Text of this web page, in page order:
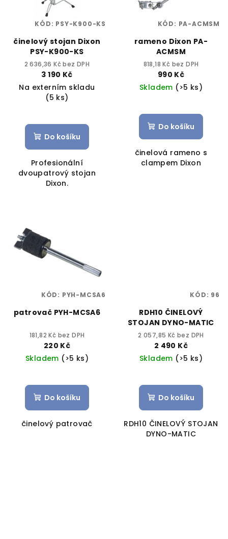
činelový stojan Dixon
PSY-K900-KS
2 636,36 Kč bez DPH
3 190 Kč
Na externím skladu
(5 ks)
Do košíku
Profesionální
dvoupatrový stojan
Dixon.
KÓD: PSY-K900-KS
rameno Dixon PA-
ACMSM
818,18 Kč bez DPH
990 Kč
Skladem (>5 ks)
Do košíku
činelová rameno s
clampem Dixon
KÓD: PA-ACMSM
patrovač PYH-MCSA6
181,82 Kč bez DPH
220 Kč
Skladem (>5 ks)
Do košíku
činelový patrovač
KÓD: PYH-MCSA6
RDH10 ČINELOVÝ
STOJAN DYNO-MATIC
2 057,85 Kč bez DPH
2 490 Kč
Skladem (>5 ks)
Do košíku
RDH10 ČINELOVÝ STOJAN
DYNO-MATIC
KÓD: 96